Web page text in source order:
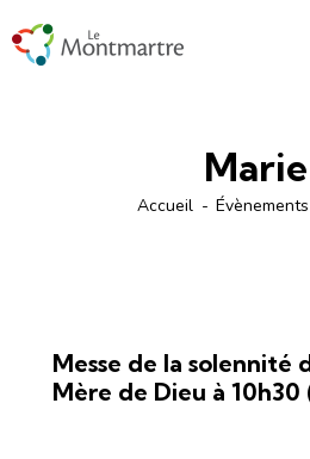
Marie
Accueil Évènements
Messe de la solennité
Mère de Dieu à 10h30